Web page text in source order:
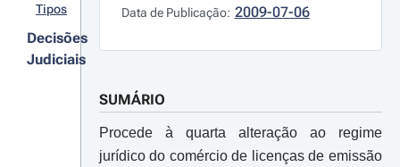
Tipos
Decisões
Judiciais
Data de Publicação: 2009-07-06
SUMÁRIO
Procede à quarta alteração ao regime
jurídico do comércio de licenças de emissão